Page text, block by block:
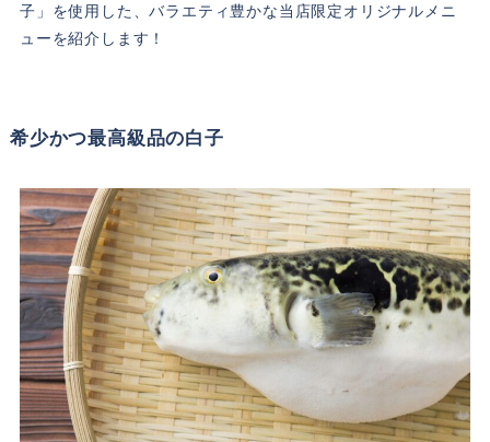
子」を使用した、バラエティ豊かな当店限定オリジナルメニ
ューを紹介します！
希少かつ最高級品の白子